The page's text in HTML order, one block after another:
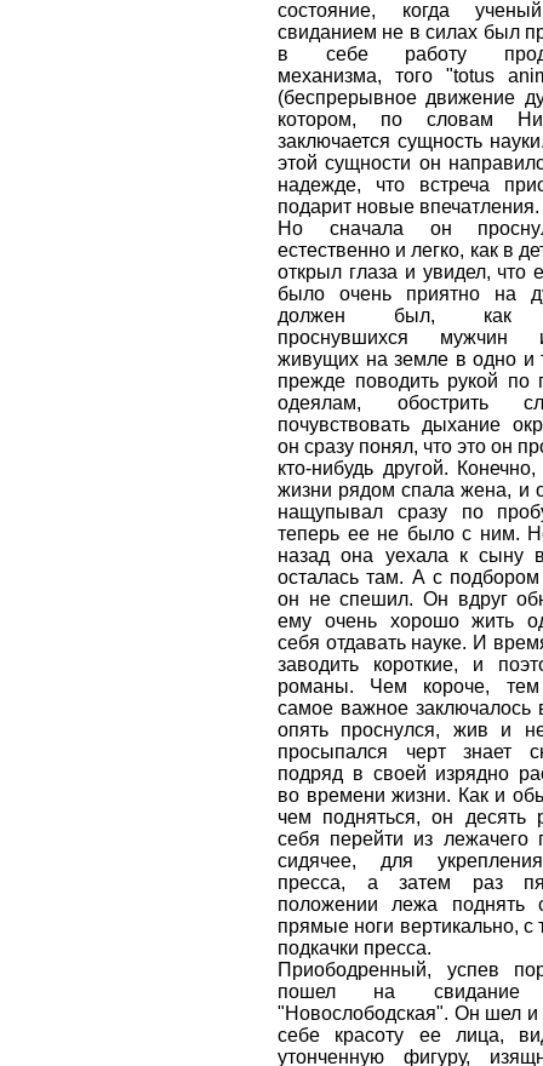
состояние, когда
свиданием не в силах был
в себе работу
механизма, того "totus
(беспрерывное движение
котором, по словам
заключается сущность
этой сущности он
надежде, что встреча
подарит новые впечатления.
Но сначала он
естественно и легко, как в
открыл глаза и увидел,
было очень приятно на
должен был, как
проснувшихся
живущих на земле в одно и
прежде поводить рукой по
одеялам, обострить
почувствовать дыхание
он сразу понял, что это он
кто-нибудь другой.
жизни рядом спала жена, и
нащупывал сразу по
теперь ее не было с ним.
назад она уехала к сыну
осталась там. А с
он не спешил. Он вдруг
ему очень хорошо жить
себя отдавать науке. И
заводить короткие, и
романы. Чем короче,
самое важное заключалось
опять проснулся, жив и
просыпался черт знает
подряд в своей изрядно
во времени жизни. Как и
чем подняться, он десять
себя перейти из лежачего
сидячее, для
пресса, а затем раз
положении лежа поднять
прямые ноги вертикально, с
подкачки пресса.
Приободренный, успев
пошел на
"Новослободская". Он шел и
себе красоту ее лица,
утонченную фигуру,